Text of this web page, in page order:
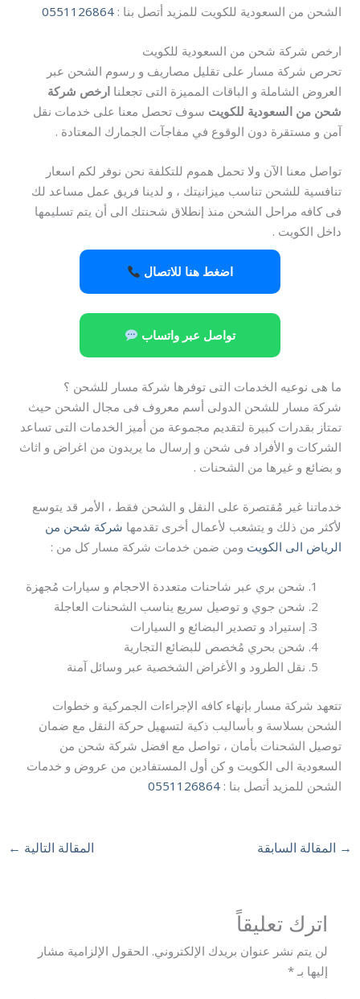
الشحن من السعودية للكويت للمزيد أتصل بنا :0551126864
ارخص شركة شحن من السعودية للكويت
تحرص شركة مسار على تقليل مصاريف و رسوم الشحن عبر
العروض الشاملة و الباقات المميزة التى تجعلناارخص شركة
شحن من السعودية للكويت سوف تحصل معنا على خدمات نقل
آمن و مستقرة دون الوقوع في مفاجآت الجمارك المعتادة .
تواصل معنا الآن ولا تحمل هموم للتكلفة نحن نوفر لكم اسعار
تنافسية للشحن تناسب ميزانيتك ، و لدينا فريق عمل مساعد لك
فى كافه مراحل الشحن منذ إنطلاق شحنتك الى أن يتم تسليمها
داخل الكويت .
اضغط هنا للاتصال
تواصل عبر واتساب
ما هى نوعيه الخدمات التى توفرها شركة مسار للشحن ؟
شركة مسار للشحن الدولى أسم معروف فى مجال الشحن حيث
تمتاز بقدرات كبيرة لتقديم مجموعة من أميز الخدمات التى تساعد
الشركات و الأفراد فى شحن و إرسال ما يريدون من اغراض و اثاث
و بضائع و غيرها من الشحنات .
خدماتنا غير مُقتصرة على النقل و الشحن فقط ، الأمر قد يتوسع
لأكثر من ذلك و يتشعب لأعمال أخرى تقدمها شركة شحن من
الرياض الى الكويت ومن ضمن خدمات شركة مسار كل من :
شحن بري عبر شاحنات متعددة الاحجام و سيارات مُجهزة
شحن جوي و توصيل سريع يناسب الشحنات العاجلة
إستيراد و تصدير البضائع و السيارات
شحن بحري مُخصص للبضائع التجارية
نقل الطرود و الأغراض الشخصية عبر وسائل آمنة
تتعهد شركة مسار بإنهاء كافه الإجراءات الجمركية و خطوات
الشحن بسلاسة و بأساليب ذكية لتسهيل حركة النقل مع ضمان
توصيل الشحنات بأمان ، تواصل مع افضل شركة شحن من
السعودية الى الكويت و كن أول المستفادين من عروض و خدمات
الشحن للمزيد أتصل بنا :0551126864
→ المقالة السابقة المقالة التالية ←
اترك تعليقاً
لن يتم نشر عنوان بريدك الإلكتروني. الحقول الإلزامية مشار
إليها بـ*